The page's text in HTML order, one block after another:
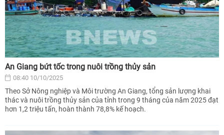
An Giang bứt tốc trong nuôi trồng thủy sản
08:40 10/10/2025
Theo Sở Nông nghiệp và Môi trường An Giang, tổng sản lượng khai
thác và nuôi trồng thủy sản của tỉnh trong 9 tháng của năm 2025 đạt
hơn 1,2 triệu tấn, hoàn thành 78,8% kế hoạch.